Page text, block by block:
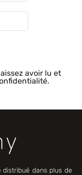
avoir lu et
dans plus de